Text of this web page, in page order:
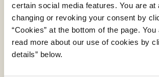
certain social media features. You are at
changing or revoking your consent by
“Cookies” at the bottom of the page.
read more about our use of cookies by
details” below.
offentlige sektor. Fx viser analysen,
der anvender de offentlige digitale
god brugeroplevelse. Og de fleste
de rette færdigheder til at anvende